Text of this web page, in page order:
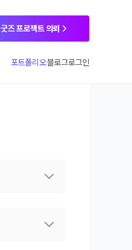
굿즈 프로젝트 의뢰
포트폴리오블로그로그인